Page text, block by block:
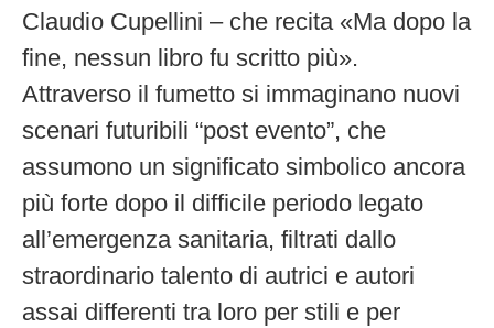
Claudio Cupellini – che recita «Ma dopo la
fine, nessun libro fu scritto più».
Attraverso il fumetto si immaginano nuovi
scenari futuribili “post evento”, che
assumono un significato simbolico ancora
più forte dopo il difficile periodo legato
all’emergenza sanitaria, filtrati dallo
straordinario talento di autrici e autori
assai differenti tra loro per stili e per